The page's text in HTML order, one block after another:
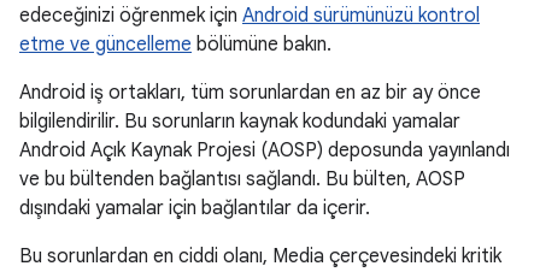
edeceğinizi öğrenmek için Android sürümünüzü kontrol
etme ve güncelleme bölümüne bakın.
Android iş ortakları, tüm sorunlardan en az bir ay önce
bilgilendirilir. Bu sorunların kaynak kodundaki yamalar
Android Açık Kaynak Projesi (AOSP) deposunda yayınlandı
ve bu bültenden bağlantısı sağlandı. Bu bülten, AOSP
dışındaki yamalar için bağlantılar da içerir.
Bu sorunlardan en ciddi olanı, Media çerçevesindeki kritik